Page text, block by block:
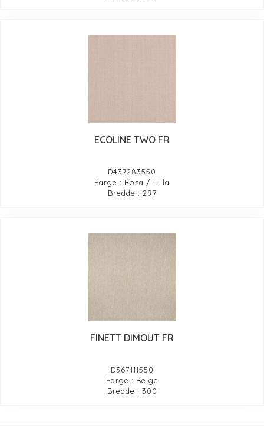
ECOLINE TWO FR
D437283550
Farge : Rosa / Lilla
Bredde : 297
FINETT DIMOUT FR
D367111550
Farge : Beige
Bredde : 300